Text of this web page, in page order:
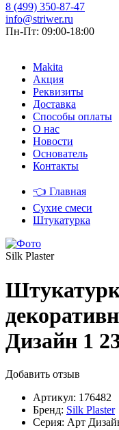
8 (499) 350-87-47
info@striwer.ru
Пн-Пт: 09:00-18:00
Makita
Акция
Реквизиты
Доставка
Способы оплаты
О нас
Новости
Основатель
Контакты
👈 Главная
Сухие смеси
Штукатурка
Silk Plaster
Дизайн 1
Добавить отзыв
Артикул: 176482
Бренд: Silk Plaster
Серия: Арт